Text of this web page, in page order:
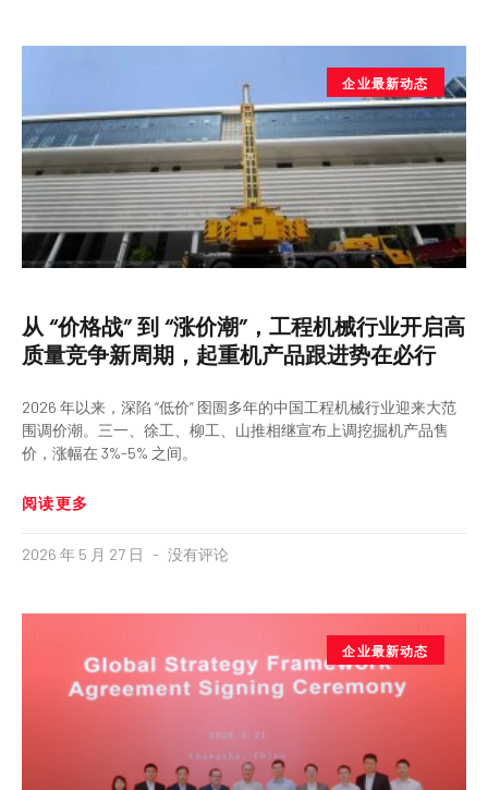
企业最新动态
从 “价格战” 到 “涨价潮”，工程机械行业开启高
质量竞争新周期，起重机产品跟进势在必行
2026 年以来，深陷 “低价” 囹圄多年的中国工程机械行业迎来大范
围调价潮。三一、徐工、柳工、山推相继宣布上调挖掘机产品售
价，涨幅在 3%-5% 之间。
阅读更多
2026 年 5 月 27 日 没有评论
企业最新动态